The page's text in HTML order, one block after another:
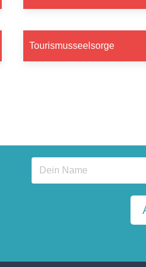
Tourismusseelsorge